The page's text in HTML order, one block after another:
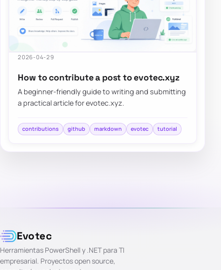
2026-04-29
How to contribute a post to evotec.xyz
A beginner-friendly guide to writing and submitting
a practical article for evotec.xyz.
contributions github markdown evotec tutorial
Evotec
Herramientas PowerShell y .NET para TI
empresarial. Proyectos open source,